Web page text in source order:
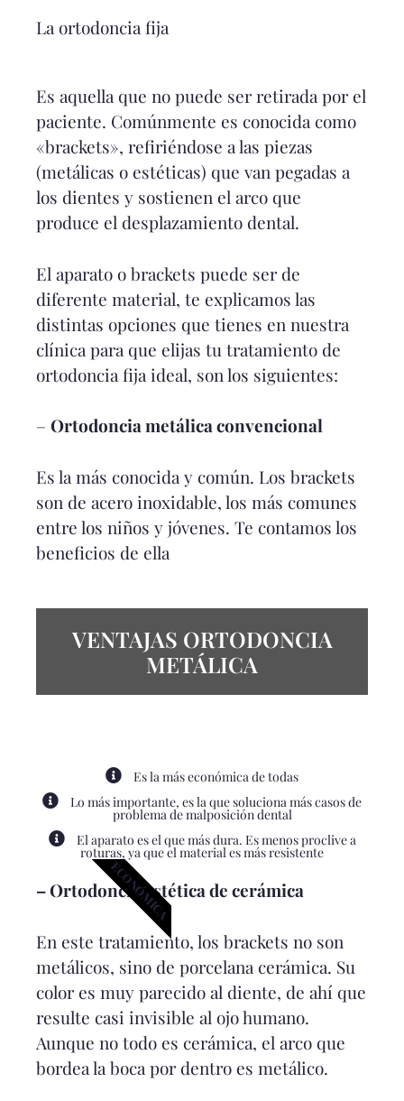
La ortodoncia fija
Es aquella que no puede ser retirada por el
paciente. Comúnmente es conocida como
«brackets», refiriéndose a las piezas
(metálicas o estéticas) que van pegadas a
los dientes y sostienen el arco que
produce el desplazamiento dental.
El aparato o brackets puede ser de
diferente material, te explicamos las
distintas opciones que tienes en nuestra
clínica para que elijas tu tratamiento de
ortodoncia fija ideal, son los siguientes:
– Ortodoncia metálica convencional
Es la más conocida y común. Los brackets
son de acero inoxidable, los más comunes
entre los niños y jóvenes. Te contamos los
beneficios de ella
VENTAJAS ORTODONCIA
METÁLICA
Es la más económica de todas
Lo más importante, es la que soluciona más casos de
problema de malposición dental
El aparato es el que más dura. Es menos proclive a
roturas, ya que el material es más resistente
ECONÓMICA
– Ortodoncia estética de cerámica
En este tratamiento, los brackets no son
metálicos, sino de porcelana cerámica. Su
color es muy parecido al diente, de ahí que
resulte casi invisible al ojo humano.
Aunque no todo es cerámica, el arco que
bordea la boca por dentro es metálico.